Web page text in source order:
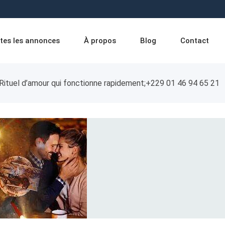
les annonces À propos Blog Contact
Rituel d’amour qui fonctionne rapidement;+229 01 46 94 65 21